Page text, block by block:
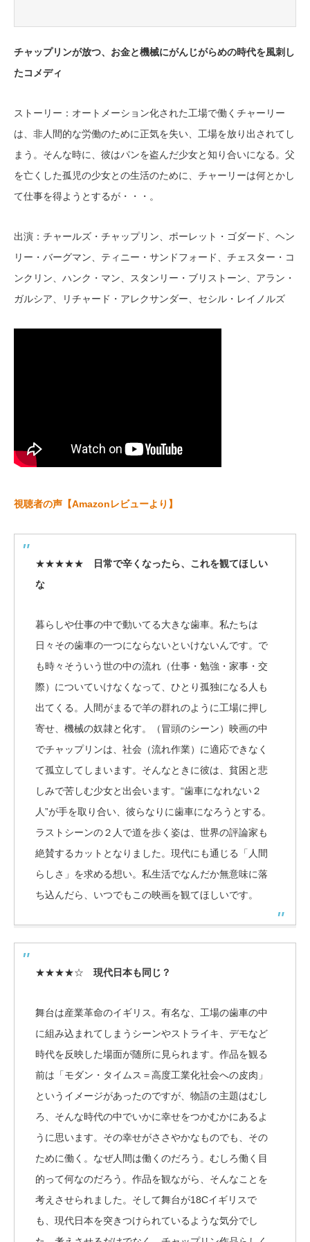
チャップリンが放つ、お金と機械にがんじがらめの時代を風刺し
たコメディ
ストーリー：オートメーション化された工場で働くチャーリー
は、非人間的な労働のために正気を失い、工場を放り出されてし
まう。そんな時に、彼はパンを盗んだ少女と知り合いになる。父
を亡くした孤児の少女との生活のために、チャーリーは何とかし
て仕事を得ようとするが・・・。
出演：チャールズ・チャップリン、ポーレット・ゴダード、ヘン
リー・バーグマン、ティニー・サンドフォード、チェスター・コ
ンクリン、ハンク・マン、スタンリー・ブリストーン、アラン・
ガルシア、リチャード・アレクサンダー、セシル・レイノルズ
視聴者の声【Amazonレビューより】
★★★★★
日常で辛くなったら、これを観てほしい
な
暮らしや仕事の中で動いてる大きな歯車。私たちは
日々その歯車の一つにならないといけないんです。で
も時々そういう世の中の流れ（仕事・勉強・家事・交
際）についていけなくなって、ひとり孤独になる人も
出てくる。人間がまるで羊の群れのように工場に押し
寄せ、機械の奴隷と化す。（冒頭のシーン）映画の中
でチャップリンは、社会（流れ作業）に適応できなく
て孤立してしまいます。そんなときに彼は、貧困と悲
しみで苦しむ少女と出会います。“歯車になれない２
人”が手を取り合い、彼らなりに歯車になろうとする。
ラストシーンの２人で道を歩く姿は、世界の評論家も
絶賛するカットとなりました。現代にも通じる「人間
らしさ」を求める想い。私生活でなんだか無意味に落
ち込んだら、いつでもこの映画を観てほしいです。
★★★★☆ 現代日本も同じ？
舞台は産業革命のイギリス。有名な、工場の歯車の中
に組み込まれてしまうシーンやストライキ、デモなど
時代を反映した場面が随所に見られます。作品を観る
前は「モダン・タイムス＝高度工業化社会への皮肉」
というイメージがあったのですが、物語の主題はむし
ろ、そんな時代の中でいかに幸せをつかむかにあるよ
うに思います。その幸せがささやかなものでも、その
ために働く。なぜ人間は働くのだろう。むしろ働く目
的って何なのだろう。作品を観ながら、そんなことを
考えさせられました。そして舞台が18Cイギリスで
も、現代日本を突きつけられているような気分でし